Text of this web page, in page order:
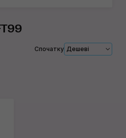
Спочатку Дешеві